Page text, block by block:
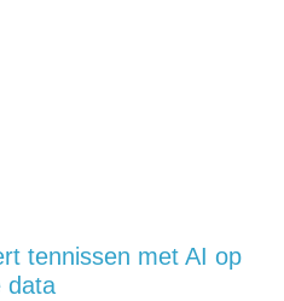
tennissen met AI op
data